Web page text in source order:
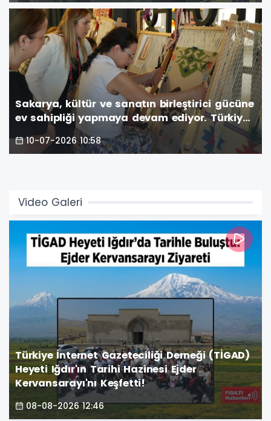
Sakarya, kültür ve sanatın birleştirici gücüne
ev sahipliği yapmaya devam ediyor. Türkiye
Kültür Yolu Festivali kapsamında düzenlenen
etkinlikler, altıncı gününde de şehri renkli bir
10-07-2026 10:58
Video Galeri
Türkiye İnternet Gazeteciliği Derneği (TİGAD)
Heyeti Iğdır'ın Tarihi Hazinesi Ejder
Kervansarayı'nı Keşfetti!
08-08-2026 12:46